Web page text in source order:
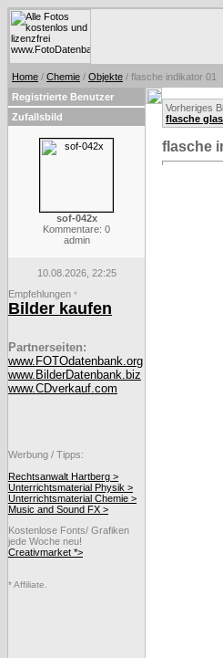
Home / Chemie / Objekte / flasche indikator 01
Registrierte Benutzer
Zufallsbild
sof-042x
Kommentare: 0
admin
10.08.2026, 22:25
Empfehlungen *
Bilder kaufen
Partnerseiten:
www.FOTOdatenbank.org
www.BilderDatenbank.biz
www.CDverkauf.com
Werbung / Tipps:
Rechtsanwalt Hartberg >
Unterrichtsmaterial Physik >
Unterrichtsmaterial Chemie >
Music and Sound FX >
Kostenlose Fonts/ Grafiken
jede Woche neu!
Creativmarket *>
* Affiliate.
Vorheriges
flasche
flasche